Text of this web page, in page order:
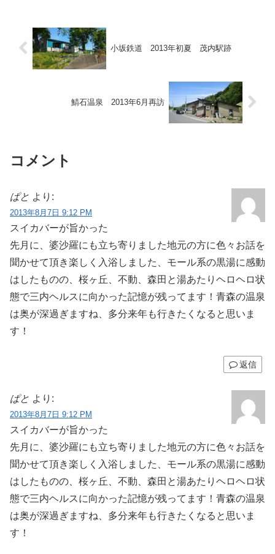
小坂鉄道 2013年初夏 茂内駅跡
鯖石温泉 2013年6月再訪
コメント
ぱと より:
2013年8月7日 9:12 PM
スイカバーが旨かった
先月に、婆沙羅にも立ち寄りました地元の方に色々お話を
聞かせて頂き楽しく入浴しました、モール系の黒湯に感動
はしたものの、桜ヶ丘、不動、森田と湯あたりヘロヘロ状
態で三内ヘルスに向かった記憶が残ってます！青森の温泉
は奥が深過ぎますね、多分来年も行きたくなると思いま
す！
返信
ぱと より:
2013年8月7日 9:12 PM
スイカバーが旨かった
先月に、婆沙羅にも立ち寄りました地元の方に色々お話を
聞かせて頂き楽しく入浴しました、モール系の黒湯に感動
はしたものの、桜ヶ丘、不動、森田と湯あたりヘロヘロ状
態で三内ヘルスに向かった記憶が残ってます！青森の温泉
は奥が深過ぎますね、多分来年も行きたくなると思いま
す！